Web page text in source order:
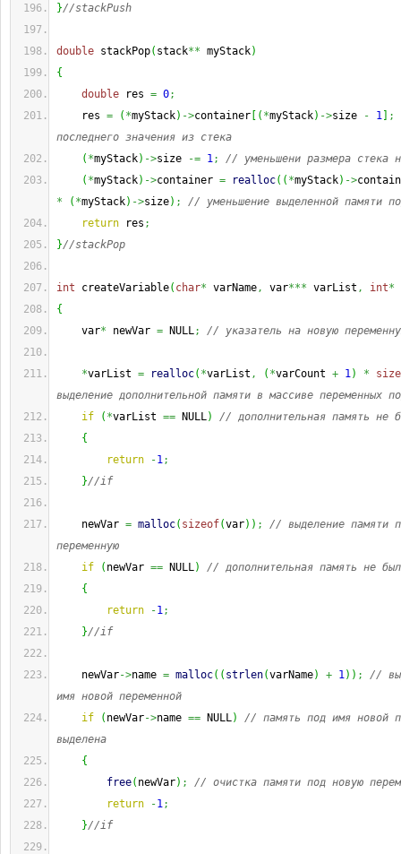
}//stackPush
double stackPop( stack** myStack)
{
double res = 0;
res = ( *myStack) ->container ( *myStack) ->size - 1
;
последнего значения из стека
( *myStack) ->size -= 1;
// уменьшени размера стека
( *myStack) ->container = realloc( ( *myStack) ->
*
( *myStack) ->size) ;
// уменьшение выделенной памяти
return res ;
}//stackPop
int createVariable( char* varName, var*** varList , int*
{
var* newVar = NULL; // указатель на новую
*varList = realloc( *varList , ( *varCount + 1) *
выделение дополнительной памяти в массиве переменных
if
( *varList == NULL)
// дополнительная память не
{
return
-1;
}//if
newVar = malloc( sizeof(var) ) ;
// выделение памяти
переменную
if
( newVar == NULL)
// дополнительная память не
{
return
-1;
}//if
newVar->name = malloc( ( strlen(varName) + 1) ) ;
//
имя новой переменной
if
( newVar->name == NULL)
// память под имя новой
выделена
{
free( newVar) ;
// очистка памяти под новую
return
-1;
}//if